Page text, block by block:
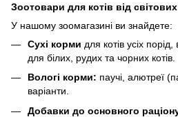
Зоотовари для котів від
У нашому зоомагазині ви знайдете:
Сухі корми для котів усіх
для білих, рудих та чорних котів.
Вологі корми: паучі, алютреї
варіанти.
Добавки до основного